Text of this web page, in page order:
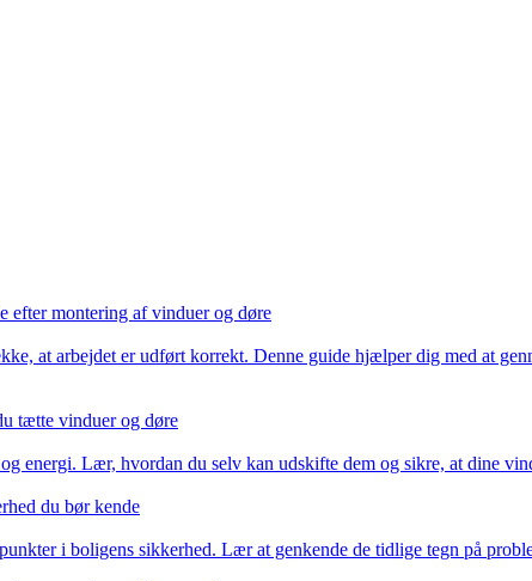
efter montering af vinduer og døre
at arbejdet er udført korrekt. Denne guide hjælper dig med at
tætte vinduer og døre
energi. Lær, hvordan du selv kan udskifte dem og sikre, at dine
du bør kende
i boligens sikkerhed. Lær at genkende de tidlige tegn på